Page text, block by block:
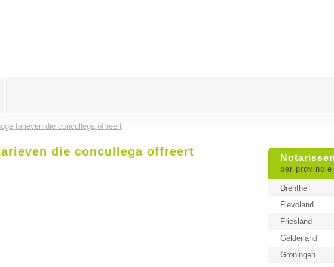
tarieven die concullega offreert
Notarissen
per provincie
Drenthe
Flevoland
Friesland
Gelderland
Groningen
die concullega offreert